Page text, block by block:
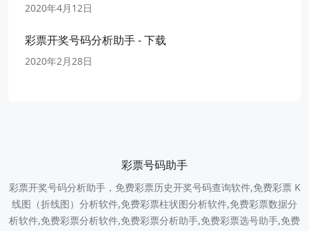
2020年4月12日
彩票开奖号码分析助手 - 下载
2020年2月28日
彩票号码助手
彩票开奖号码分析助手，免费彩票历史开奖号码查询软件,免费彩票 K
线图（折线图）分析软件,免费彩票柱状图分析软件,免费彩票数据分
析软件,免费彩票分析软件,免费彩票分析助手,免费彩票选号助手,免费